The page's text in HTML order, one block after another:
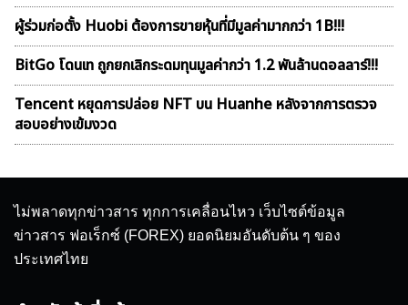
ผู้ร่วมก่อตั้ง Huobi ต้องการขายหุ้นที่มีมูลค่ามากกว่า 1B!!!
BitGo โดนเท ถูกยกเลิกระดมทุนมูลค่ากว่า 1.2 พันล้านดอลลาร์!!!
Tencent หยุดการปล่อย NFT บน Huanhe หลังจากการตรวจ
สอบอย่างเข้มงวด
ไม่พลาดทุกข่าวสาร ทุกการเคลื่อนไหว เว็บไซต์ข้อมูล
ข่าวสาร ฟอเร็กซ์ (FOREX) ยอดนิยมอันดับต้น ๆ ของ
ประเทศไทย